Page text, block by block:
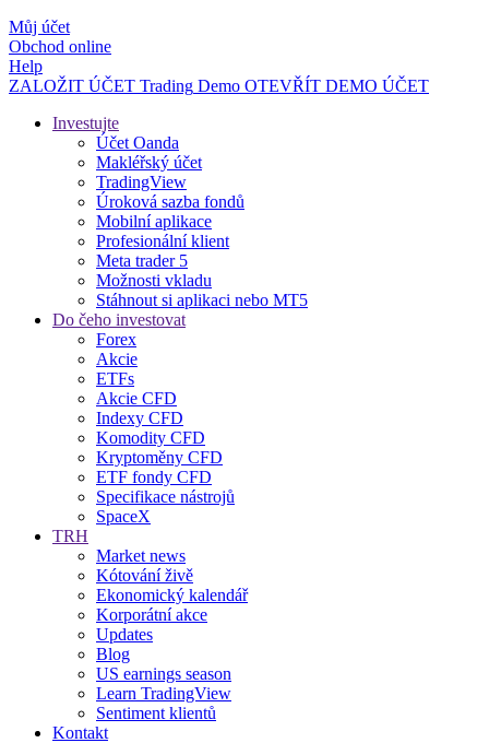
Můj účet
Obchod online
Help
ZALOŽIT ÚČET Trading Demo OTEVŘÍT DEMO ÚČET
Investujte
Účet Oanda
Makléřský účet
TradingView
Úroková sazba fondů
Mobilní aplikace
Profesionální klient
Meta trader 5
Možnosti vkladu
Stáhnout si aplikaci nebo MT5
Do čeho investovat
Forex
Akcie
ETFs
Akcie CFD
Indexy CFD
Komodity CFD
Kryptoměny CFD
ETF fondy CFD
Specifikace nástrojů
SpaceX
TRH
Market news
Kótování živě
Ekonomický kalendář
Korporátní akce
Updates
Blog
US earnings season
Learn TradingView
Sentiment klientů
Kontakt